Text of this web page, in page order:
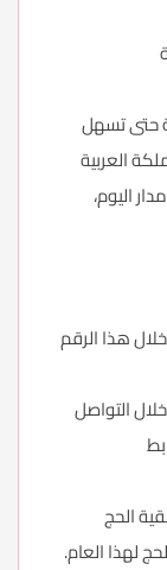
حتى تسهل
العربية
اليوم،
هذا الرقم
التواصل
الحج
لهذا العام.